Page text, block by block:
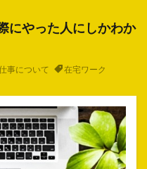
にやった人にしかわか
事について
在宅ワーク